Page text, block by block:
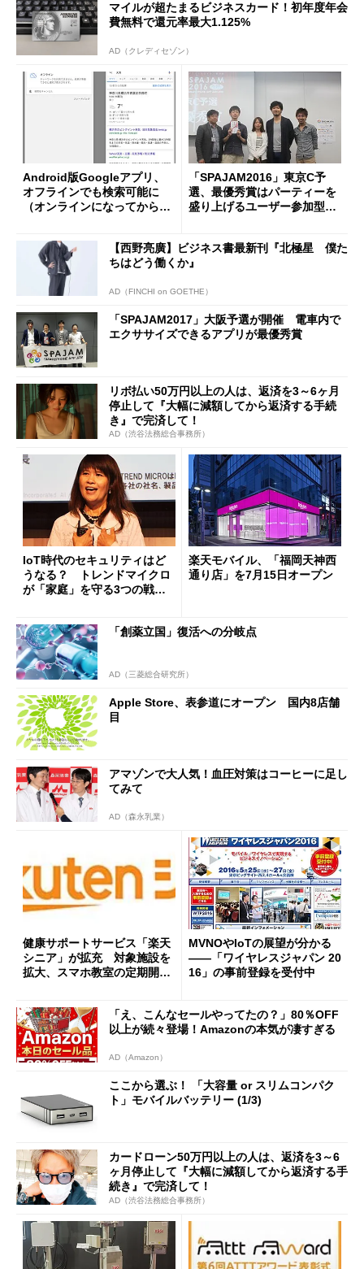
マイルが超たまるビジネスカード！初年度年会
費無料で還元率最大1.125%
AD（クレディセゾン）
Android版Googleアプリ、
オフラインでも検索可能に
（オンラインになってから結
「SPAJAM2016」東京C予
選、最優秀賞はパーティーを
盛り上げるユーザー参加型ア
【西野亮廣】ビジネス書最新刊『北極星 僕た
ちはどう働くか』
AD（FINCHI on GOETHE）
「SPAJAM2017」大阪予選が開催 電車内で
エクササイズできるアプリが最優秀賞
リボ払い50万円以上の人は、返済を3～6ヶ月
停止して『大幅に減額してから返済する手続
き』で完済して！
AD（渋谷法務総合事務所）
IoT時代のセキュリティはど
うなる？ トレンドマイクロ
が「家庭」を守る3つの戦略
楽天モバイル、「福岡天神西
通り店」を7月15日オープン
「創薬立国」復活への分岐点
AD（三菱総合研究所）
Apple Store、表参道にオープン 国内8店舗
目
アマゾンで大人気！血圧対策はコーヒーに足し
てみて
AD（森永乳業）
健康サポートサービス「楽天
シニア」が拡充 対象施設を
拡大、スマホ教室の定期開催
MVNOやIoTの展望が分かる
――「ワイヤレスジャパン 20
16」の事前登録を受付中
「え、こんなセールやってたの？」80％OFF
以上が続々登場！Amazonの本気が凄すぎる
AD（Amazon）
ここから選ぶ！ 「大容量 or スリムコンパク
ト」モバイルバッテリー (1/3)
カードローン50万円以上の人は、返済を3～6
ヶ月停止して『大幅に減額してから返済する手
続き』で完済して！
AD（渋谷法務総合事務所）